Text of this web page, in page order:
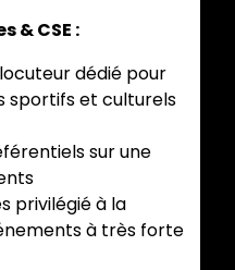
& CSE :
dédié pour
sportifs et culturels
sur une
privilégié à la
à très forte